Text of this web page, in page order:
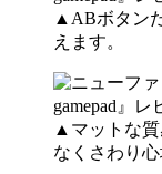
▲ABボタン
えます。
▲マットな質
なくさわり心